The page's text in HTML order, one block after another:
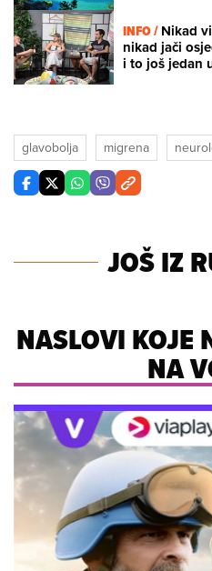
INFO /Nikad
nikad jači
i to još jedan
glavobolja migrena
JOŠ IZ
NASLOVI KOJE
NA